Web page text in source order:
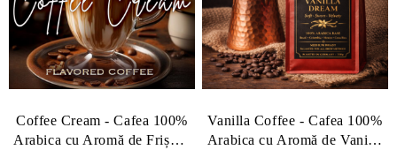
Coffee Cream - Cafea 100%
Arabica cu Aromă de Frișcă |
Vanilla Coffee - Cafea 100%
Arabica cu Aromă de Vanilie